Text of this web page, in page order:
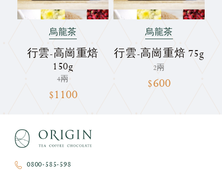
烏龍茶
行雲-高崗重焙
150g
4兩
$1100
烏龍茶
行雲-高崗重焙 75g
2兩
$600
0800-585-598